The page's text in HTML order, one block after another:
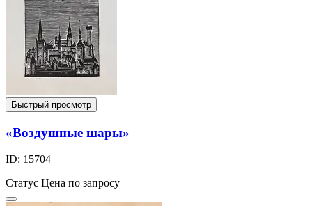
Быстрый просмотр
«Воздушные шары»
ID: 15704
Статус Цена по запросу